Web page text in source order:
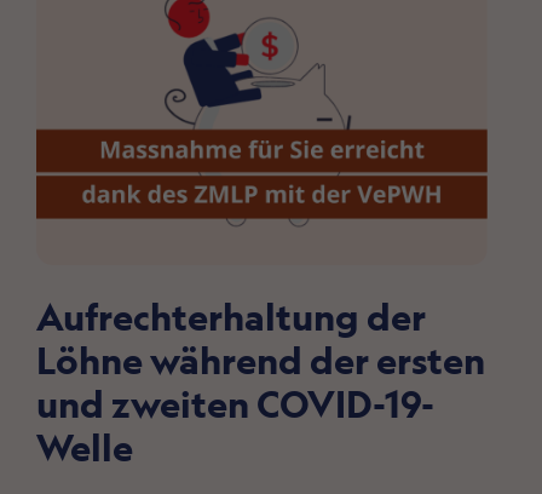
Aufrechterhaltung der
Löhne während der ersten
und zweiten COVID-19-
Welle